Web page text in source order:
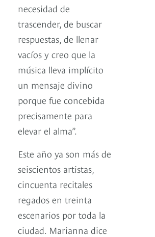
necesidad de
trascender, de buscar
respuestas, de llenar
vacíos y creo que la
música lleva implícito
un mensaje divino
porque fue concebida
precisamente para
elevar el alma”.
Este año ya son más de
seiscientos artistas,
cincuenta recitales
regados en treinta
escenarios por toda la
ciudad. Marianna dice